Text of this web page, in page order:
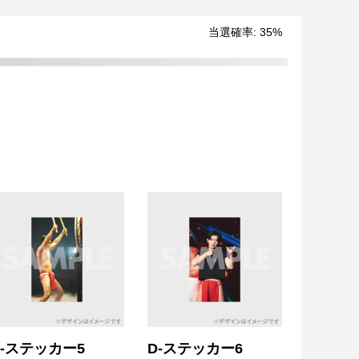
当選確率: 35%
ステッカー5 D-ステッカー6